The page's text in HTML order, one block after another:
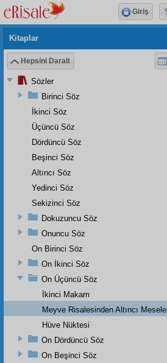
Kitaplar
Hepsini Daralt
Sözler
Birinci Söz
İkinci Söz
Üçüncü Söz
Dördüncü Söz
Beşinci Söz
Altıncı Söz
Yedinci Söz
Sekizinci Söz
Dokuzuncu Söz
Onuncu Söz
On Birinci Söz
On İkinci Söz
On Üçüncü Söz
İkinci Makam
Meyve Risalesinden Altıncı Mesele
Hüve Nüktesi
On Dördüncü Söz
On Beşinci Söz
Giriş